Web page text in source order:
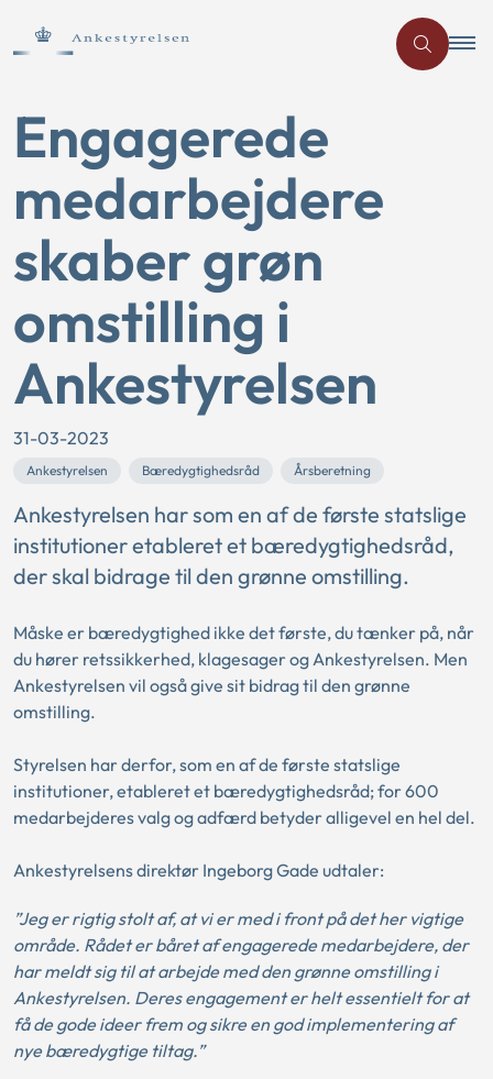
Engagerede
medarbejdere
skaber grøn
omstilling i
Ankestyrelsen
31-03-2023
Ankestyrelsen Bæredygtighedsråd Årsberetning
Ankestyrelsen har som en af de første statslige
institutioner etableret et bæredygtighedsråd,
der skal bidrage til den grønne omstilling.
Måske er bæredygtighed ikke det første, du tænker på, når
du hører retssikkerhed, klagesager og Ankestyrelsen. Men
Ankestyrelsen vil også give sit bidrag til den grønne
omstilling.
Styrelsen har derfor, som en af de første statslige
institutioner, etableret et bæredygtighedsråd; for 600
medarbejderes valg og adfærd betyder alligevel en hel del.
Ankestyrelsens direktør Ingeborg Gade udtaler:
”Jeg er rigtig stolt af, at vi er med i front på det her vigtige
område. Rådet er båret af engagerede medarbejdere, der
har meldt sig til at arbejde med den grønne omstilling i
Ankestyrelsen. Deres engagement er helt essentielt for at
få de gode ideer frem og sikre en god implementering af
nye bæredygtige tiltag.”